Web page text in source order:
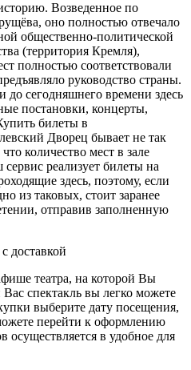
Возведенное по
оно полностью отвечало
общественно-политической
(территория Кремля),
полностью соответствовали
руководство страны.
сегодняшнего времени здесь
постановки, концерты,
билеты в
Дворец бывает не так
количество мест в зале
реализует билеты на
здесь, поэтому, если
из таковых, стоит заранее
отправив заполненную
доставкой
театра, на которой Вы
спектакль вы легко можете
выберите дату посещения,
перейти к оформлению
осуществляется в удобное для